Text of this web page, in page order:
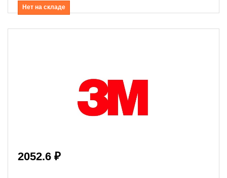
Нет на складе
2052.6 ₽